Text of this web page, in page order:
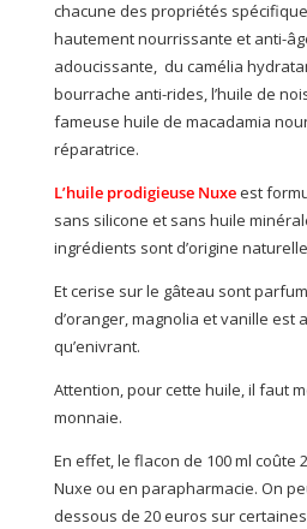
chacune des propriétés
hautement nourrissante et anti-
adoucissante, du camélia
bourrache anti-rides, l’huile de
fameuse huile de macadamia
réparatrice.
L’huile prodigieuse Nuxeest
sans silicone et sans huile
ingrédients sont d’origine
Et cerise sur le gâteau sont
d’oranger, magnolia et vanille est
qu’enivrant.
Attention, pour cette huile, il faut
monnaie.
En effet, le flacon de 100 ml coûte
Nuxe ou en parapharmacie. On
dessous de 20 euros sur